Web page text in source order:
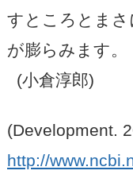
すところとま
が膨らみます。
(小倉淳郎)
(Development.
http://